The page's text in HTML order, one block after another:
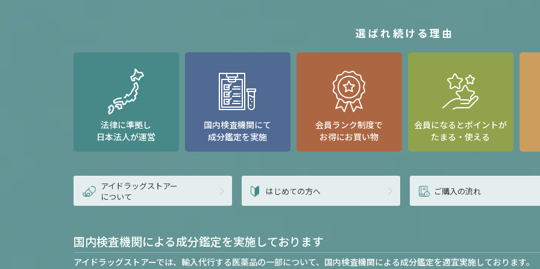
選ばれ続ける理由
法律に準拠し
日本法人が運営
国内検査機関にて
成分鑑定を実施
会員ランク制度で
お得にお買い物
会員になるとポイントが
たまる・使える
アイドラッグストアー
について
はじめての方へ ご購入の流れ
国内検査機関による成分鑑定を実施しております
アイドラッグストアーでは、輸入代行する医薬品の一部について、国内検査機関による成分鑑定を適宜実施しております。